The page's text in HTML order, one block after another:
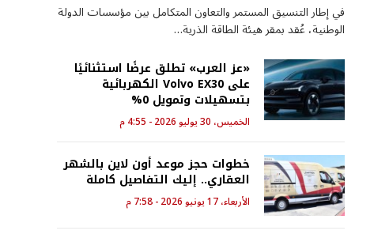
في إطار التنسيق المستمر والتعاون المتكامل بين مؤسسات الدولة
الوطنية، عُقد بمقر هيئة الطاقة الذرية…
«عز العرب» تطلق عرضًا استثنائيًا
على Volvo EX30 الكهربائية
بتسهيلات وتمويل 0%
الخميس، 30 يوليو 2026 - 4:55 م
خطوات حجز موعد أون لاين بالشهر
العقاري.. إليك التفاصيل كاملة
الأربعاء، 17 يونيو 2026 - 7:58 م